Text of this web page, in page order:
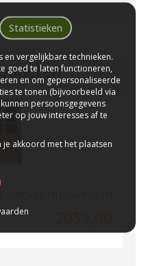
GROOT NIEUWEGEIN
Statistieken
vergelijkbare technieken.
goed te laten functioneren,
en om gepersonaliseerde
te tonen (bijvoorbeeld via
persoonsgegevens
op jouw interesses af te
je akkoord met het plaatsen